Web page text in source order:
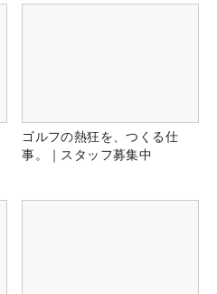
ゴルフの熱狂を、つくる仕
事。｜スタッフ募集中